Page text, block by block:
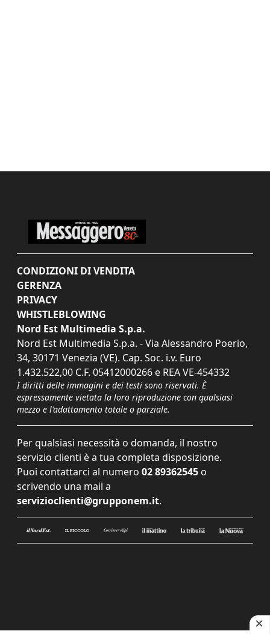
CONDIZIONI DI VENDITA
GERENZA
PRIVACY
WHISTLEBLOWING
Nord Est Multimedia S.p.a.
Nord Est Multimedia S.p.a. - Via Alessandro Poerio,
34, 30171 Venezia (VE). Cap. Soc. i.v. Euro
1.432.522,00 C.F. 05412000266 e REA VE-454332
I diritti delle immagini e dei testi sono riservati. È
espressamente vietata la loro riproduzione con qualsiasi
mezzo e l'adattamento totale o parziale.
Per qualsiasi necessità o domanda, il nostro
servizio clienti è a tua completa disposizione.
Puoi contattarci al numero 02 89362545 o
scrivendo una mail a
servizioclienti@grupponem.it.